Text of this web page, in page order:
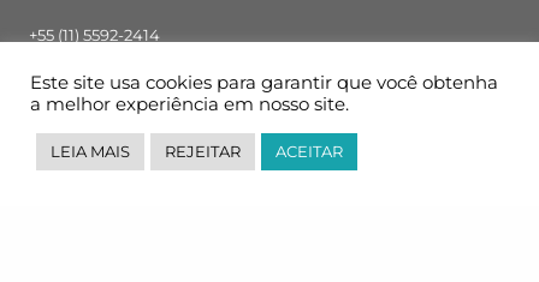
+55 (11) 5592-2414
Segunda – Sexta: 8h00 – 18h00
Siga-nos
Este site usa cookies para garantir que você obtenha
a melhor experiência em nosso site.
LEIA MAIS REJEITAR ACEITAR